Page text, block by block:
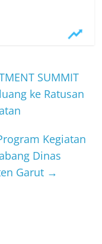
SUMMIT
ke Ratusan
Kegiatan
Dinas
Garut →